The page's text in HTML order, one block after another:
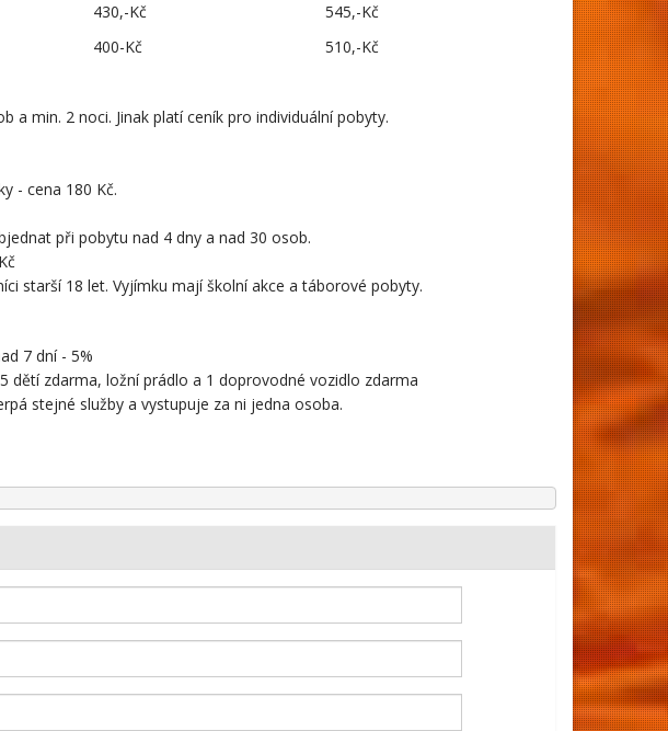
430,-Kč
545,-Kč
400-Kč
510,-Kč
a min. 2 noci. Jinak platí ceník pro individuální pobyty.
- cena 180 Kč.
při pobytu nad 4 dny a nad 30 osob.
starší 18 let. Vyjímku mají školní akce a táborové pobyty.
7 dní - 5%
dětí zdarma, ložní prádlo a 1 doprovodné vozidlo zdarma
stejné služby a vystupuje za ni jedna osoba.